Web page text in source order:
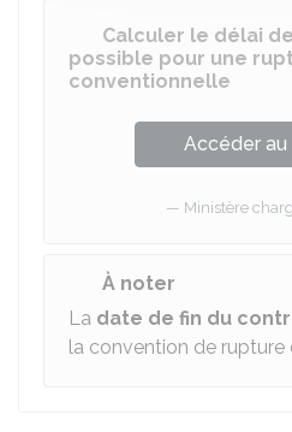
Calculer le délai
possible pour une
conventionnelle
Accéder au
Ministère
À noter
La date de fin du
la convention de rupture